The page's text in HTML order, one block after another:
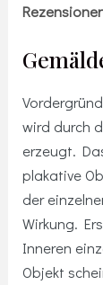
wird durch
erzeugt.
plakative
der
Wirkung.
Inneren
Objekt